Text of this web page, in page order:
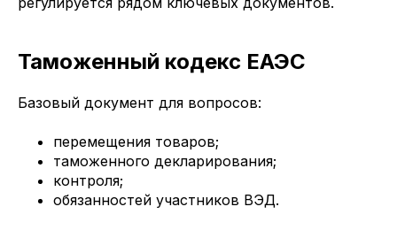
Таможенный кодекс ЕАЭС
Базовый документ для вопросов:
перемещения товаров;
таможенного декларирования;
контроля;
обязанностей участников ВЭД.